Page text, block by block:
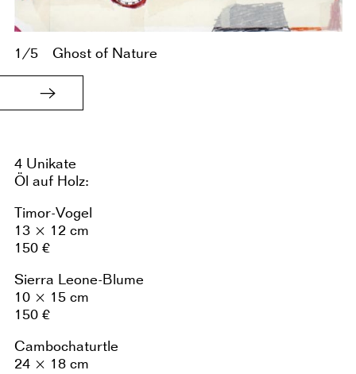
1/5 Ghost of Nature
4 Unikate
Öl auf Holz:
Timor-Vogel
13 × 12 cm
150 €
Sierra Leone-Blume
10 × 15 cm
150 €
Cambochaturtle
24 × 18 cm